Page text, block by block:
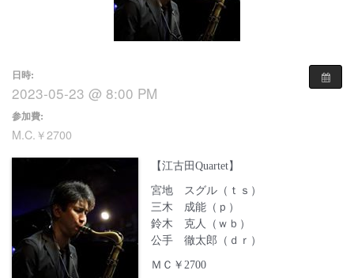
日時:
2023-05-23 @ 8:00 PM
参加費:
M.C.￥2700
【江古田Quartet】
宮地 スグル（ｔｓ）
三木 成能（ｐ）
鈴木 克人（ｗｂ）
公手 徹太郎（ｄｒ）
ＭＣ￥2700